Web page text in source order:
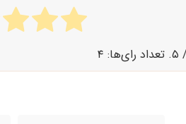
/ ۵. تعداد رای‌ها: ۴